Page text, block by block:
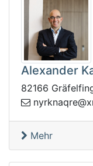
Alexander
82166
rq.eu-
kryn
Mehr